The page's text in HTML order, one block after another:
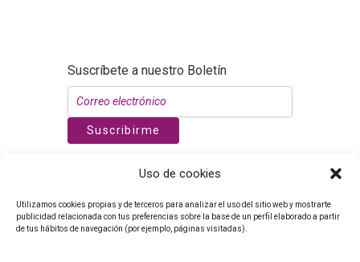
Uso de cookies
Utilizamos cookies propias y de terceros para analizar el uso del sitio web y mostrarte
publicidad relacionada con tus preferencias sobre la base de un perfil elaborado a partir
de tus hábitos de navegación (por ejemplo, páginas visitadas).
Suscríbete a nuestro Boletín
Suscribirme
Nuñez de Balboa 119, 1º dcha. CP 28006.
info@esayurveda.com
(+34)621203021